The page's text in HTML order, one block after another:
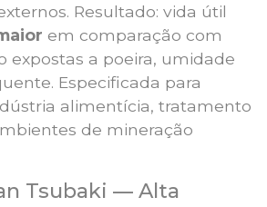
Resultado: vida útil
em comparação com
expostas a poeira, umidade
Especificada para
alimentícia, tratamento
de mineração
Tsubaki — Alta